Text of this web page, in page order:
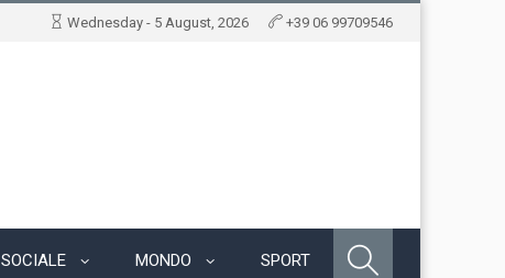
Wednesday - 5 August, 2026 +39 06 99709546
SOCIALE MONDO SPORT